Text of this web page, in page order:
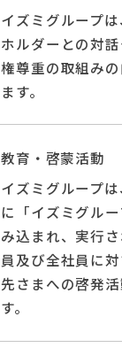
イズミグループ
ホルダーとの対
権尊重の取組み
ます。
教育・啓蒙活動
イズミグループ
に「イズミグル
み込まれ、実行
員及び全社員に
先さまへの啓発
す。